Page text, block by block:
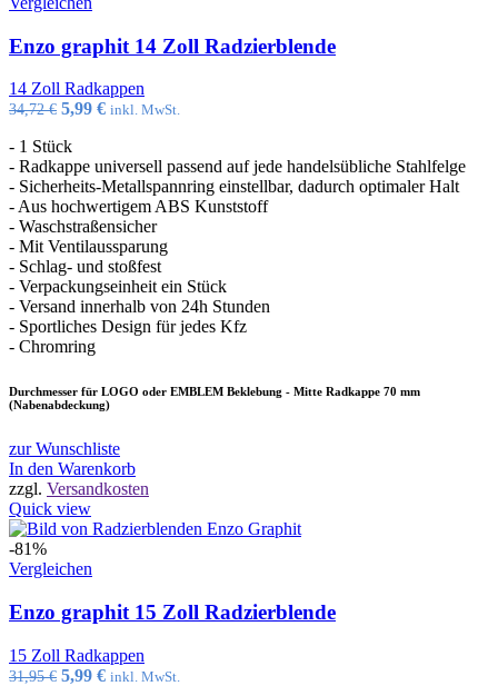
Enzo graphit 14 Zoll Radzierblende
14 Zoll Radkappen
34,72€ Ursprünglicher
war:
34,72 €
5,99 €Aktueller
5,99 €.
inkl. MwSt.
- 1 Stück
- Radkappe universell passend auf jede handelsübliche Stahlfelge
- Sicherheits-Metallspannring einstellbar, dadurch optimaler Halt
- Aus hochwertigem ABS Kunststoff
- Waschstraßensicher
- Mit Ventilaussparung
- Schlag- und stoßfest
- Verpackungseinheit ein Stück
- Versand innerhalb von 24h Stunden
- Sportliches Design für jedes Kfz
- Chromring
Durchmesser für LOGO oder EMBLEM Beklebung - Mitte Radkappe 70 mm
(Nabenabdeckung)
zur Wunschliste
In den Warenkorb
zzgl. Versandkosten
Quick view
-81%
Vergleichen
Enzo graphit 15 Zoll Radzierblende
15 Zoll Radkappen
31,95€ Ursprünglicher
5,99 €Aktueller
inkl. MwSt.